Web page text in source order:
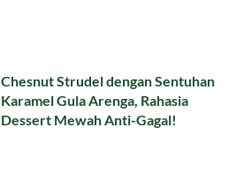
Chesnut Strudel dengan Sentuhan
Karamel Gula Arenga, Rahasia
Dessert Mewah Anti-Gagal!